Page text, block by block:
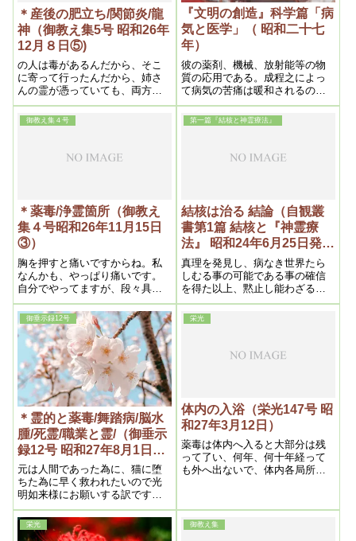
げているに違いないと予想して
いたであろうし、私もそう思っ
ていた処、事実は全然裏切られ
ており、其悲惨なる現状には驚
くの外ないのである。
＊産後の肥立ち/関節炎/龍
神（御教え集5号 昭和26年
12月８日⑤)
の人は毒があるんだから、そこ
に寄って行ったんだから、姉さ
んの霊が憑っていても、両方治
す事になるから結構です。腫れ
て来れば何でもないんですよ。
直きに治りますよ。
『文明の創造』科学篇「病
気と医学」（ 昭和二十七
年）
彼の薬剤、機械、放射能等の物
質の応用である。成程之によっ
て病気の苦痛は暖和されるの
で、之で病が治るものと誤認
し、緩和法を続行するのである
が、事実は苦痛緩和と病気の治
御教え集４号
＊薬毒/浄霊箇所（御教え
集４号昭和26年11月15日
③）
胸を押すと痛いですからね。私
なんかも、やっぱり痛いです。
自分でやってますが、段々具合
が良くなって来る。今迄に覚え
ない位気持ちが良いです。最も
五十年ですからね。五十年経っ
ても、薬毒と言うのは固まった
きりで、溶けないですからね。
第一篇『結核と神霊療法』
結核は治る 結論（自観叢
書第1篇 結核と『神霊療
法』 昭和24年6月25日発
行）
真理を発見し、病なき世界たら
しむる事の可能である事の確信
を得た以上、黙止し能わざるに
至ったのである。そうして永い
人類史上にも全然見当らない、
私の仕事というものを客観する
ら解放さるる時来ったことを示
御垂示録12号
＊霊的と薬毒/舞踏病/脳水
腫/死霊/職業と霊/（御垂示
録12号 昭和27年8月1日
④）
元は人間であった為に、猫に堕
ちた為に早く救われたいので光
明如来様にお願いする訳です。
それは正守護神の指図もありま
す。それらしいです。
栄光
体内の入浴（栄光147号 昭
和27年3月12日）
薬毒は体内へ入ると大部分は残
って了い、何年、何十年経って
も外へ出ないで、体内各局所に
あるから、其儘放ってをけば必
ず治るものを、態々わざわざ薬
で拗こじらし余病を作ったり、
栄光 御教え集